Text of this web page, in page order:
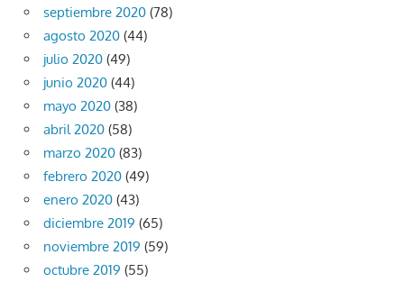
septiembre 2020 (78)
agosto 2020 (44)
julio 2020 (49)
junio 2020 (44)
mayo 2020 (38)
abril 2020 (58)
marzo 2020 (83)
febrero 2020 (49)
enero 2020 (43)
diciembre 2019 (65)
noviembre 2019 (59)
octubre 2019 (55)